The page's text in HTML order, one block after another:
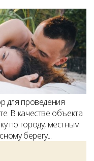
для проведения
В качестве объекта
по городу, местным
берегу...